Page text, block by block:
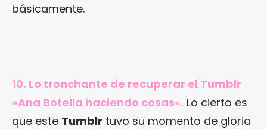
básicamente.
10. Lo tronchante de recuperar el Tumblr
«Ana Botella haciendo cosas«. Lo cierto es
que este Tumblr tuvo su momento de gloria